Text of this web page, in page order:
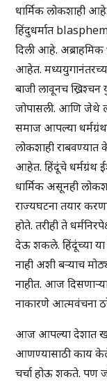
धार्मिक लोकशाही
हिंदुधर्मात
दिली आहे. अब्राहमिक
आहेत.
बाजी लावूनच ख्रिश्चन
जोपासली. आणि जेथे
समाज आपल्या
लोकशाही राबवण्यात
आहेत. हिंदूंचे धर्मग्रंथ
धार्मिक असूनही
राज्यघटना तयार
होते. तरीही ते
देऊ शकले. हिंदूंच्या या
नाही अशी बऱ्याच
नाहीत. आज
नाकारणे आत्मवंचना
आज आपल्या देशात
आणण्यासाठी काय
चर्चा होऊ शकते. पण